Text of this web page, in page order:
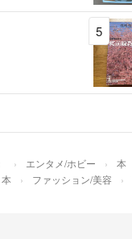
5
エンタメ/ホビー 本
本 ファッション/美容